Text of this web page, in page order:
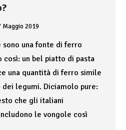
Maggio 2019
una fonte di ferro
così: un bel piatto di pasta
una quantità di ferro simile
legumi. Diciamolo pure:
che gli italiani
le vongole così